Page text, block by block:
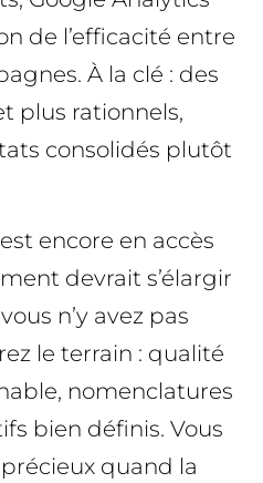
de l’efficacité entre
À la clé : des
plus rationnels,
consolidés plutôt
encore en accès
devrait s’élargir
n’y avez pas
le terrain : qualité
nomenclatures
bien définis. Vous
quand la